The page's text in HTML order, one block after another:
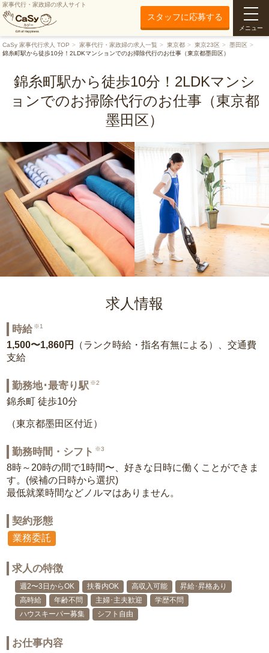
家事代行・家政婦の求人サイト
スタッフに応募する
メニュー
CaSy 家事代行求人 TOP 家事代行・家政婦の求人一覧 東京都 東京23区
墨田区
錦糸町駅から徒歩10分！2LDKマンションでのお掃除代行のお仕事（東京都墨田区）
錦糸町駅から徒歩10分！2LDKマンシ
ョンでのお掃除代行のお仕事（東京都
墨田区）
求人情報
時給 ※1
1,500〜1,860円
（ランク時給・指名有無による）、交通費
支給
勤務地･最寄り駅 ※2
錦糸町 徒歩10分
（東京都墨田区付近）
勤務時間・シフト ※3
8時～20時の間で1時間〜、好きな日時に働くことができま
す。(候補の日時から選択)
最低就業時間などノルマはありません。
契約形態
業務委託
求人の特徴
週2〜3日からOK 扶養内OK 高収入可能
昇給･昇格あり
高時給
年齢不問 主婦･主夫歓迎
学歴不問
ハウスキーパー募集
シフト自由
お仕事内容